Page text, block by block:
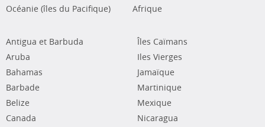
Océanie (îles du Pacifique)
Afrique
Antigua et Barbuda
Aruba
Bahamas
Barbade
Belize
Canada
Îles Caïmans
Iles Vierges
Jamaïque
Martinique
Mexique
Nicaragua